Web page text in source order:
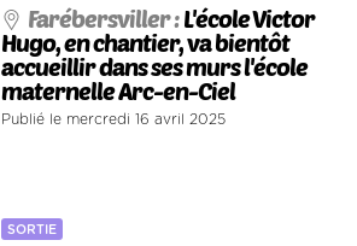
Farébersviller :L'école Victor
Hugo, en chantier, va bientôt
accueillir dans ses murs l'école
maternelle Arc-en-Ciel
Publié le mercredi 16 avril 2025
SORTIE